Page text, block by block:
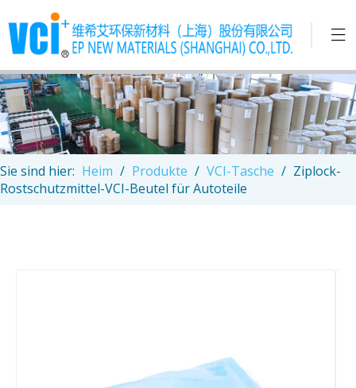
Sie sind hier: Heim / Produkte / VCI-Tasche / Ziplock-
Rostschutzmittel-VCI-Beutel für Autoteile